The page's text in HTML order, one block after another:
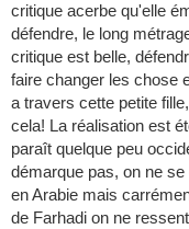
critique acerbe qu'elle
défendre, le long
critique est belle,
faire changer les chose
a travers cette petite
cela! La réalisation est
paraît quelque peu
démarque pas, on ne
en Arabie mais
de Farhadi on ne